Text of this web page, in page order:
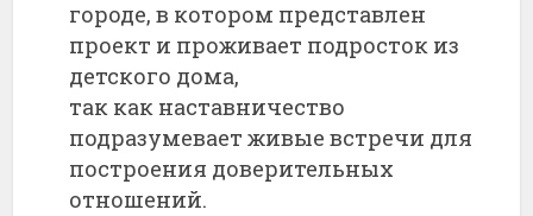
городе, в котором представлен
проект и проживает подросток из
детского дома,
так как наставничество
подразумевает живые встречи для
построения доверительных
отношений.